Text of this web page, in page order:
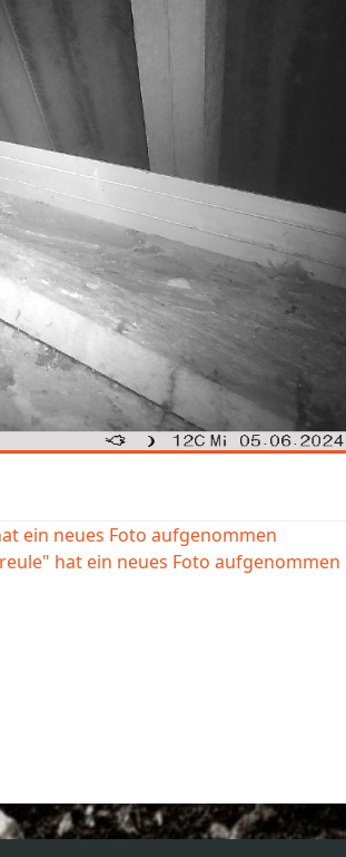
ein neues Foto aufgenommen
hat ein neues Foto aufgenommen